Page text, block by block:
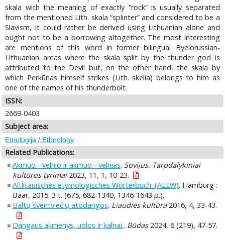
skala with the meaning of exactly “rock” is usually separated
from the mentioned Lith. skala “splinter” and considered to be a
Slavism, it could rather be derived using Lithuanian alone and
ought not to be a borrowing altogether. The most interesting
are mentions of this word in former bilingual Byelorussian-
Lithuanian areas where the skala split by the thunder god is
attributed to the Devil but, on the other hand, the skala by
which Perkūnas himself strikes (Lith. skelia) belongs to him as
one of the names of his thunderbolt.
ISSN:
2669-0403
Subject area:
Etnologija / Ethnology
Related Publications:
Akmuo - velnio ir akmuo - velnias. Sovijus. Tarpdalykiniai
kultūros tyrimai2023, 11, 1, 10-23.
Altlitauisches etymologisches Wörterbuch: (ALEW). Hamburg :
Baar, 2015. 3 t. (675, 682-1340, 1346-1643 p.).
Baltų šventviečių atodangos. Liaudies kultūra2016, 4, 33-43.
Dangaus akmenys, uolos ir kalnai.. Būdas2024, 6 (219), 47-57.